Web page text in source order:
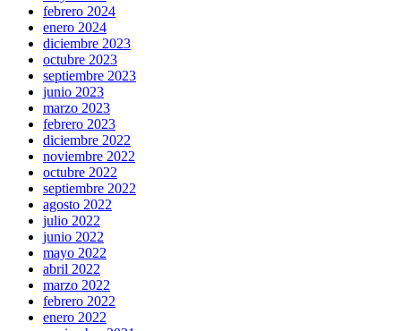
febrero 2024
enero 2024
diciembre 2023
octubre 2023
septiembre 2023
junio 2023
marzo 2023
febrero 2023
diciembre 2022
noviembre 2022
octubre 2022
septiembre 2022
agosto 2022
julio 2022
junio 2022
mayo 2022
abril 2022
marzo 2022
febrero 2022
enero 2022